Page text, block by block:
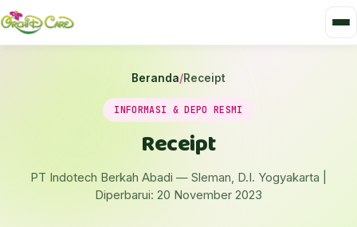
Beranda/Receipt
INFORMASI & DEPO RESMI
Receipt
PT Indotech Berkah Abadi — Sleman, D.I. Yogyakarta |
Diperbarui: 20 November 2023